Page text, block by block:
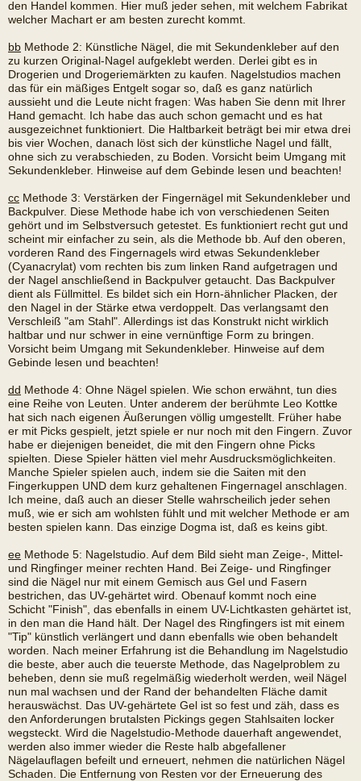
den Handel kommen. Hier muß jeder sehen, mit welchem Fabrikat
welcher Machart er am besten zurecht kommt.
bb Methode 2: Künstliche Nägel, die mit Sekundenkleber auf den
zu kurzen Original-Nagel aufgeklebt werden. Derlei gibt es in
Drogerien und Drogeriemärkten zu kaufen. Nagelstudios machen
das für ein mäßiges Entgelt sogar so, daß es ganz natürlich
aussieht und die Leute nicht fragen: Was haben Sie denn mit Ihrer
Hand gemacht. Ich habe das auch schon gemacht und es hat
ausgezeichnet funktioniert. Die Haltbarkeit beträgt bei mir etwa drei
bis vier Wochen, danach löst sich der künstliche Nagel und fällt,
ohne sich zu verabschieden, zu Boden. Vorsicht beim Umgang mit
Sekundenkleber. Hinweise auf dem Gebinde lesen und beachten!
cc Methode 3: Verstärken der Fingernägel mit Sekundenkleber und
Backpulver. Diese Methode habe ich von verschiedenen Seiten
gehört und im Selbstversuch getestet. Es funktioniert recht gut und
scheint mir einfacher zu sein, als die Methode bb. Auf den oberen,
vorderen Rand des Fingernagels wird etwas Sekundenkleber
(Cyanacrylat) vom rechten bis zum linken Rand aufgetragen und
der Nagel anschließend in Backpulver getaucht. Das Backpulver
dient als Füllmittel. Es bildet sich ein Horn-ähnlicher Placken, der
den Nagel in der Stärke etwa verdoppelt. Das verlangsamt den
Verschleiß "am Stahl". Allerdings ist das Konstrukt nicht wirklich
haltbar und nur schwer in eine vernünftige Form zu bringen.
Vorsicht beim Umgang mit Sekundenkleber. Hinweise auf dem
Gebinde lesen und beachten!
dd Methode 4: Ohne Nägel spielen. Wie schon erwähnt, tun dies
eine Reihe von Leuten. Unter anderem der berühmte Leo Kottke
hat sich nach eigenen Äußerungen völlig umgestellt. Früher habe
er mit Picks gespielt, jetzt spiele er nur noch mit den Fingern. Zuvor
habe er diejenigen beneidet, die mit den Fingern ohne Picks
spielten. Diese Spieler hätten viel mehr Ausdrucksmöglichkeiten.
Manche Spieler spielen auch, indem sie die Saiten mit den
Fingerkuppen UND dem kurz gehaltenen Fingernagel anschlagen.
Ich meine, daß auch an dieser Stelle wahrscheilich jeder sehen
muß, wie er sich am wohlsten fühlt und mit welcher Methode er am
besten spielen kann. Das einzige Dogma ist, daß es keins gibt.
ee Methode 5: Nagelstudio. Auf dem Bild sieht man Zeige-, Mittel-
und Ringfinger meiner rechten Hand. Bei Zeige- und Ringfinger
sind die Nägel nur mit einem Gemisch aus Gel und Fasern
bestrichen, das UV-gehärtet wird. Obenauf kommt noch eine
Schicht "Finish", das ebenfalls in einem UV-Lichtkasten gehärtet ist,
in den man die Hand hält. Der Nagel des Ringfingers ist mit einem
"Tip" künstlich verlängert und dann ebenfalls wie oben behandelt
worden. Nach meiner Erfahrung ist die Behandlung im Nagelstudio
die beste, aber auch die teuerste Methode, das Nagelproblem zu
beheben, denn sie muß regelmäßig wiederholt werden, weil Nägel
nun mal wachsen und der Rand der behandelten Fläche damit
herauswächst. Das UV-gehärtete Gel ist so fest und zäh, dass es
den Anforderungen brutalsten Pickings gegen Stahlsaiten locker
wegsteckt. Wird die Nagelstudio-Methode dauerhaft angewendet,
werden also immer wieder die Reste halb abgefallener
Nägelauflagen befeilt und erneuert, nehmen die natürlichen Nägel
Schaden. Die Entfernung von Resten vor der Erneuerung des